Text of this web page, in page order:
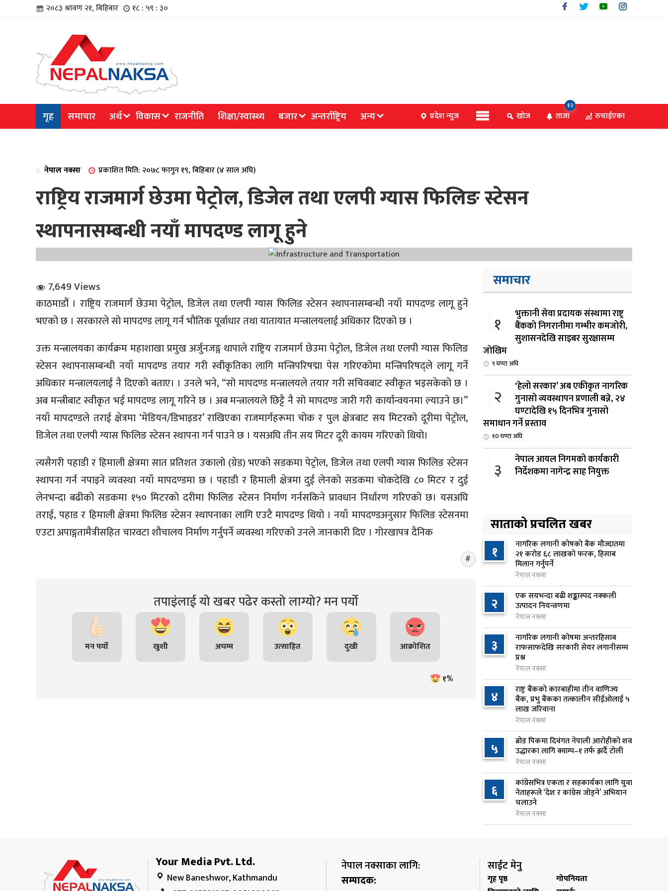
२०८३ श्रावण २१, बिहिबार १८ : ५९ : ३०
गृह समाचार अर्थ विकास राजनीति शिक्षा/स्वास्थ्य बजार अन्तर्राष्ट्रिय अन्य प्रदेश न्युज खोज ताजा
१२
रुचाईएका
नेपाल नक्सा प्रकाशित मिति: २०७८ फागुन १९, बिहिबार (४ साल अघि)
राष्ट्रिय राजमार्ग छेउमा पेट्रोल, डिजेल तथा एलपी ग्यास फिलिङ स्टेसन
स्थापनासम्बन्धी नयाँ मापदण्ड लागू हुने
7,649 Views
काठमाडौं । राष्ट्रिय राजमार्ग छेउमा पेट्रोल, डिजेल तथा एलपी ग्यास फिलिङ स्टेसन स्थापनासम्बन्धी नयाँ मापदण्ड लागू हुने
भएको छ । सरकारले सो मापदण्ड लागू गर्न भौतिक पूर्वाधार तथा यातायात मन्त्रालयलाई अधिकार दिएको छ ।
उक्त मन्त्रालयका कार्यक्रम महाशाखा प्रमुख अर्जुनजङ्ग थापाले राष्ट्रिय राजमार्ग छेउमा पेट्रोल, डिजेल तथा एलपी ग्यास फिलिङ
स्टेसन स्थापनासम्बन्धी नयाँ मापदण्ड तयार गरी स्वीकृतिका लागि मन्त्रिपरिषद्मा पेस गरिएकोमा मन्त्रिपरिषद्ले लागू गर्ने
अधिकार मन्त्रालयलाई नै दिएको बताए। । उनले भने, “सो मापदण्ड मन्त्रालयले तयार गरी सचिवबाट स्वीकृत भइसकेको छ ।
अब मन्त्रीबाट स्वीकृत भई मापदण्ड लागू गरिने छ । अब मन्त्रालयले छिट्टै नै सो मापदण्ड जारी गरी कार्यान्वयनमा ल्याउने छ।”
नयाँ मापदण्डले तराई क्षेत्रमा ‘मेडियन/डिभाइडर’ राखिएका राजमार्गहरूमा चोक र पुल क्षेत्रबाट सय मिटरको दूरीमा पेट्रोल,
डिजेल तथा एलपी ग्यास फिलिङ स्टेसन स्थापना गर्न पाउने छ । यसअघि तीन सय मिटर दूरी कायम गरिएको थियो।
त्यसैगरी पहाडी र हिमाली क्षेत्रमा सात प्रतिशत उकालो (ग्रेड) भएको सडकमा पेट्रोल, डिजेल तथा एलपी ग्यास फिलिङ स्टेसन
स्थापना गर्न नपाइने व्यवस्था नयाँ मापदण्डमा छ । पहाडी र हिमाली क्षेत्रमा दुई लेनको सडकमा चोकदेखि ८० मिटर र दुई
लेनभन्दा बढीको सडकमा १५० मिटरको दरीमा फिलिङ स्टेसन निर्माण गर्नसकिने प्रावधान निर्धारण गरिएको छ। यसअघि
तराई, पहाड र हिमाली क्षेत्रमा फिलिङ स्टेसन स्थापनाका लागि एउटै मापदण्ड थियो । नयाँ मापदण्डअनुसार फिलिङ स्टेसनमा
एउटा अपाङ्गतामैत्रीसहित चारवटा शौचालय निर्माण गर्नुपर्ने व्यवस्था गरिएको उनले जानकारी दिए । गोरखापत्र दैनिक
तपाइंलाई यो खबर पढेर कस्तो लाग्यो? मन पर्यो
मन पर्यो खुशी अचम्म उत्साहित दुखी आक्रोशित
१%
समाचार
१
भुक्तानी सेवा प्रदायक संस्थामा राष्ट्र
बैंकको निगरानीमा गम्भीर कमजोरी,
सुशासनदेखि साइबर सुरक्षासम्म
जोखिम
९ घण्टा अघि
२
‘हेलो सरकार’ अब एकीकृत नागरिक
गुनासो व्यवस्थापन प्रणाली बन्ने, २४
घण्टादेखि १५ दिनभित्र गुनासो
समाधान गर्ने प्रस्ताव
१0 घण्टा अघि
३
नेपाल आयल निगमको कार्यकारी
निर्देशकमा नागेन्द्र साह नियुक्त
४
प्राथमिकता दिँदै त्रिभुवन
विश्वविद्यालयले नयाँ नीति तथा
कार्यक्रम ल्याउने
१२ घण्टा अघि
५
सरकारद्वारा राष्ट्रसेवक कर्मचारीको
नयाँ तलबमान स्वीकृत, न्यूनतम तलब
२८ हजार ९८४ रुपैयाँ
१२ घण्टा अघि
६
सिद्धबाबा सुरुङ निर्माणमा ३ अर्ब १
करोड खर्च, २०८३ फागुनको
समयसीमा
१९ घण्टा अघि
७
निम्सदाइसहित चार पर्वतारोहीको शव
बेस क्याम्पमा ल्याइयो
१ दिन अघि
८
सुनसरी र सिरहाका घटनाका
पीडितलाई राहत र उपचार दिने
सरकारको निर्णय
१ दिन अघि
९
कृषि क्षेत्रलाई आत्मनिर्भर बनाउने
लक्ष्यसहित राष्ट्रिय कृषि नीति २०८३
१०
नेपाल टेलिकमले बक्यौता महसुलमा
जरिवाना छुट दिने
साताको प्रचलित खबर
१ नागरिक लगानी कोषको बैंक मौज्दातमा
२१ करोड ६८ लाखको फरक, हिसाब
मिलान गर्नुपर्ने
नेपाल नक्सा
२ एक सयभन्दा बढी शङ्कास्पद नक्कली
उत्पादन नियन्त्रणमा
नेपाल नक्सा
३ नागरिक लगानी कोषमा अन्तरहिसाब
राफसाफदेखि सरकारी सेयर लगानीसम्म
प्रश्न
नेपाल नक्सा
४ राष्ट्र बैंकको कारबाहीमा तीन वाणिज्य
बैंक, प्रभु बैंकका तत्कालीन सीईओलाई ५
लाख जरिवाना
नेपाल नक्सा
५ ब्रोड पिकमा दिवंगत नेपाली आरोहीको शव
उद्धारका लागि क्याम्प–१ तर्फ झर्दै टोली
नेपाल नक्सा
६ कांग्रेसभित्र एकता र सहकार्यका लागि युवा
नेताहरूले ‘देश र कांग्रेस जोड्ने’ अभियान
चलाउने
नेपाल नक्सा
Your Media Pvt. Ltd.
New Baneshwor, Kathmandu
नेपाल नक्साका लागि:
सम्पादक:
साईट मेनु
गृह पृष्ठ
गोपनियता